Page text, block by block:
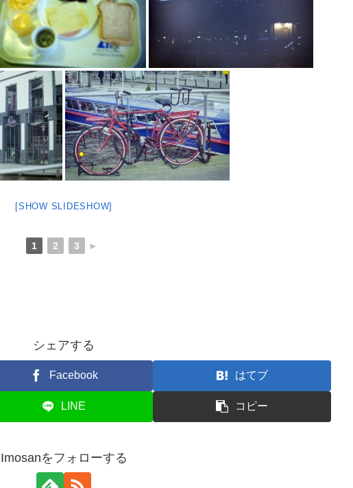
[SHOW SLIDESHOW]
1 2 3 ►
シェアする
Facebook はてブ
LINE コピー
Imosanをフォローする